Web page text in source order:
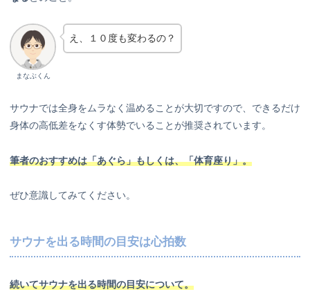
まなぶくん
え、１０度も変わるの？
サウナでは全身をムラなく温めることが大切ですので、できるだけ
身体の高低差をなくす体勢でいることが推奨されています。
筆者のおすすめは「あぐら」もしくは、「体育座り」。
ぜひ意識してみてください。
サウナを出る時間の目安は心拍数
続いてサウナを出る時間の目安について。